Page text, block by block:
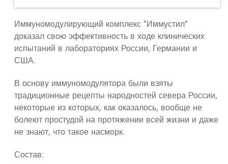
Иммуномодулирующий комплекс "Иммустил"
доказал свою эффективность в ходе клинических
испытаний в лабораториях России, Германии и
США.
В основу иммуномодулятора были взяты
традиционные рецепты народностей севера России,
некоторые из которых, как оказалось, вообще не
болеют простудой на протяжении всей жизни и даже
не знают, что такое насморк.
Состав: